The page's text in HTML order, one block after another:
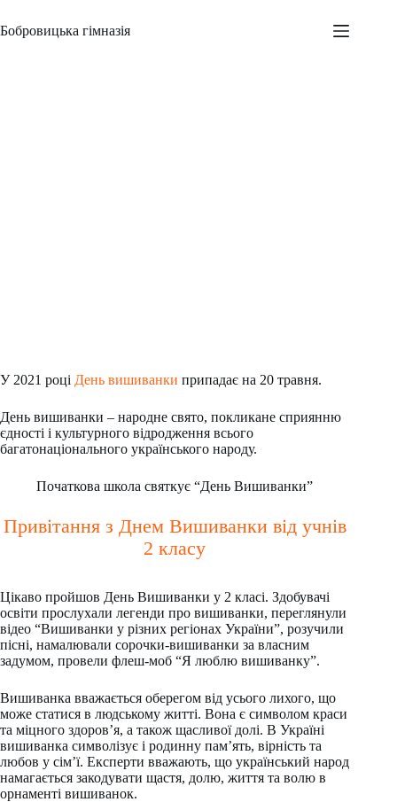
до
вмісту
Бобровицька гімназія
У 2021 році День вишиванки припадає на 20 травня.
День вишиванки – народне свято, покликане сприянню
єдності і культурного відродження всього
багатонаціонального українського народу.
Початкова школа святкує “День Вишиванки”
Привітання з Днем Вишиванки від учнів
2 класу
Цікаво пройшов День Вишиванки у 2 класі. Здобувачі
освіти прослухали легенди про вишиванки, переглянули
відео “Вишиванки у різних регіонах України”, розучили
пісні, намалювали сорочки-вишиванки за власним
задумом, провели флеш-моб “Я люблю вишиванку”.
Вишиванка вважається оберегом від усього лихого, що
може статися в людському житті. Вона є символом краси
та міцного здоров’я, а також щасливої долі. В Україні
вишиванка символізує і родинну пам’ять, вірність та
любов у сім’ї. Експерти вважають, що український народ
намагається закодувати щастя, долю, життя та волю в
орнаменті вишиванок.